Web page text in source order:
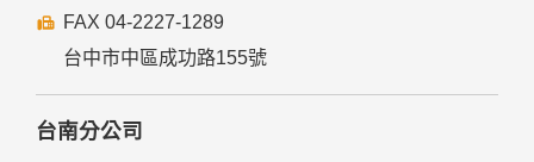
FAX 04-2227-1289
台中市中區成功路155號
台南分公司